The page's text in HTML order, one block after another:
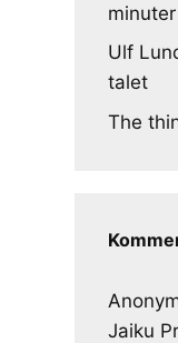
Ulf
talet
The
Jaiku